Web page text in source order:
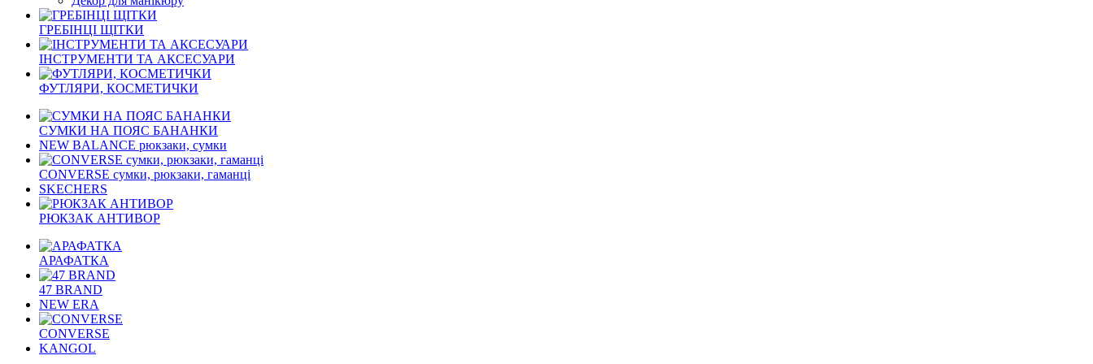
ГРЕБІНЦІ ЩІТКИ
ІНСТРУМЕНТИ ТА АКСЕСУАРИ
ФУТЛЯРИ, КОСМЕТИЧКИ
СУМКИ НА ПОЯС БАНАНКИ
NEW BALANCE рюкзаки, сумки
CONVERSE сумки, рюкзаки, гаманці
SKECHERS
РЮКЗАК АНТИВОР
АРАФАТКА
47 BRAND
NEW ERA
CONVERSE
KANGOL